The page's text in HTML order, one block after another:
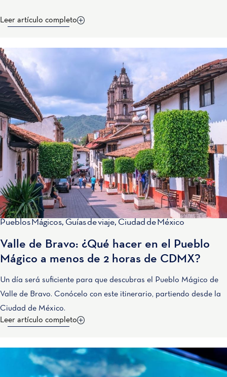
Leer artículo completo
Pueblos Mágicos, Guías de viaje, Ciudad de México
Valle de Bravo: ¿Qué hacer en el Pueblo
Mágico a menos de 2 horas de CDMX?
Un día será suficiente para que descubras el Pueblo Mágico de
Valle de Bravo. Conócelo con este itinerario, partiendo desde la
Ciudad de México.
Leer artículo completo